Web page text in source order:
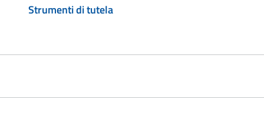
Strumenti di tutela